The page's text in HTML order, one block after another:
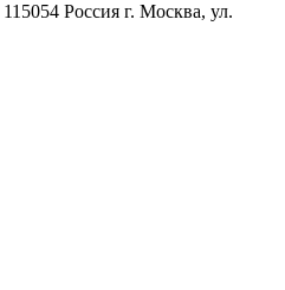
115054 Россия г. Москва, ул.